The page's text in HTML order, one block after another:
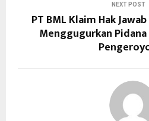
NEXT POST
PT BML Klaim Hak
Menggugurkan